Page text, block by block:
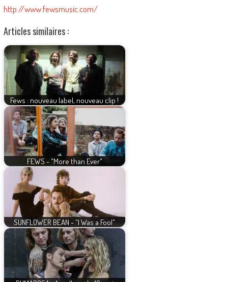
http://www.fewsmusic.com/
Articles similaires :
Fews : nouveau label, nouveau clip !
FEWS - "More than Ever"
SUNFLOWER BEAN - "I Was a Fool"